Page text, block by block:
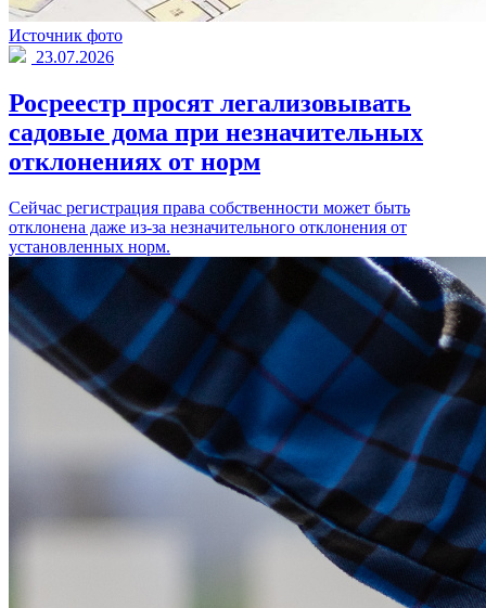
Источник фото
23.07.2026
Росреестр просят легализовывать
садовые дома при незначительных
отклонениях от норм
Сейчас регистрация права собственности может быть
отклонена даже из-за незначительного отклонения от
установленных норм.